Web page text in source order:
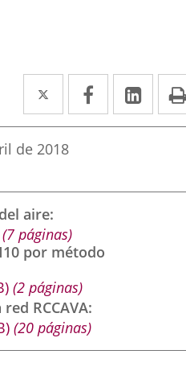
Twitter
Enlace
a
una
externa.
Facebook
Enlace
a
externa.
a
de 2018
aire
(7 páginas)
por método
) (2 páginas)
RCCAVA
) (20 páginas)